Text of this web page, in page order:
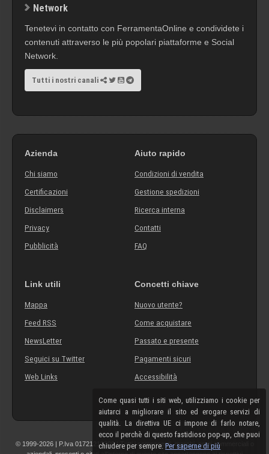
Come quasi tutti i siti web, utilizziamo i cookie per
aiutarci a migliorare il sito ed erogare servizi di
qualità. La direttiva UE ci impone di farlo notare,
ecco il perchè di questo fastidioso pop-up, che puoi
chiudere per sempre.Per saperne di più
Network
Tenetevi in contatto con FerramentaOnline e condividete i
contenuti attraverso le più popolari piattaforme e Social
Network.
Tutti i nostri canali
Azienda
Chi siamo
Certificazioni
Disclaimers
Privacy
Pubblicità
Aiuto rapido
Condizioni di vendita
Gestione spedizioni
Ricerca interna
Contatti
FAQ
Link utili
Mappa
Feed RSS
NewsLetter
Seguici su Twitter
Web Links
Concetti chiave
Nuovo utente?
Come acquistare
Passato e presente
Pagamenti sicuri
Accessibilità
© 1999-2026 | P.Iva 01721210308 | Tutti i componenti, marchi, nomi commerciali o